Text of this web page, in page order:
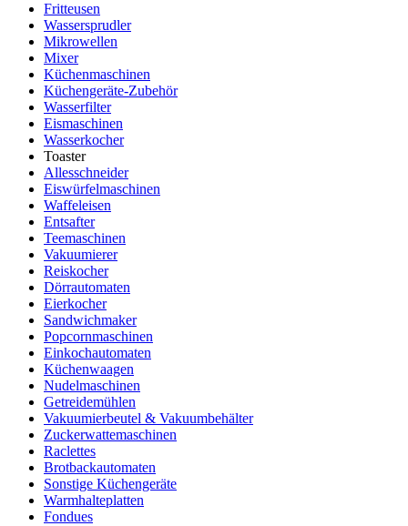
Fritteusen
Wassersprudler
Mikrowellen
Mixer
Küchenmaschinen
Küchengeräte-Zubehör
Wasserfilter
Eismaschinen
Wasserkocher
Toaster
Allesschneider
Eiswürfelmaschinen
Waffeleisen
Entsafter
Teemaschinen
Vakuumierer
Reiskocher
Dörrautomaten
Eierkocher
Sandwichmaker
Popcornmaschinen
Einkochautomaten
Küchenwaagen
Nudelmaschinen
Getreidemühlen
Vakuumierbeutel & Vakuumbehälter
Zuckerwattemaschinen
Raclettes
Brotbackautomaten
Sonstige Küchengeräte
Warmhalteplatten
Fondues